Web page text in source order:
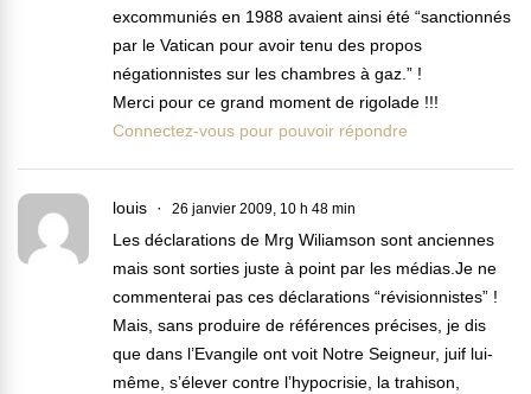
excommuniés en 1988 avaient ainsi été “sanctionnés
par le Vatican pour avoir tenu des propos
négationnistes sur les chambres à gaz.” !
Merci pour ce grand moment de rigolade !!!
Connectez-vous pour pouvoir répondre
louis 26 janvier 2009, 10 h 48 min
Les déclarations de Mrg Wiliamson sont anciennes
mais sont sorties juste à point par les médias.Je ne
commenterai pas ces déclarations “révisionnistes” !
Mais, sans produire de références précises, je dis
que dans l’Evangile ont voit Notre Seigneur, juif lui-
même, s’élever contre l’hypocrisie, la trahison,